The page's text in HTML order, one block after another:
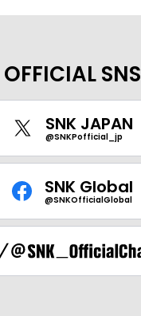
OFFICIAL SNS
SNK JAPAN
@SNKPofficial_jp
SNK Global
@SNKOfficialGlobal